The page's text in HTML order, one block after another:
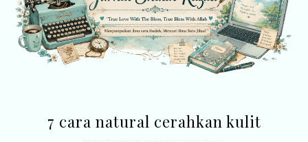
7 cara natural cerahkan kulit